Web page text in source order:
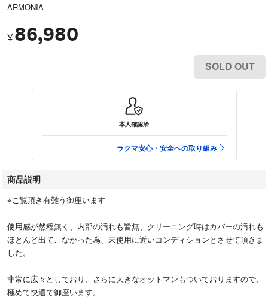
ARMONIA
¥ 86,980
SOLD OUT
本人確認済
ラクマ安心・安全への取り組み
商品説明
⭐︎ご覧頂き有難う御座います
使用感が然程無く、内部の汚れも皆無、クリーニング時はカバーの汚れも
ほとんど出てこなかった為、未使用に近いコンディションとさせて頂きま
した。
非常に広々としており、さらに大きなオットマンもついておりますので、
極めて快適で御座います。